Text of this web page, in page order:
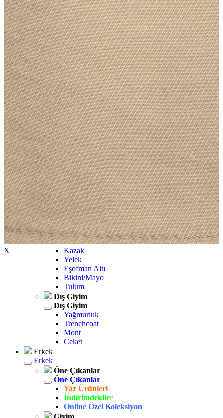
Kazak
Mont
Kaban
Trenchcoat
Kadın
Kadın
Öne Çıkanlar
Öne Çıkanlar
Yaz Ürünleri
İndirimdekiler
Giyim
Giyim
Jean Pantolon
Pantolon
Gömlek
T-shirt
Polo T-shirt
Bluz
Etek
Elbise
Şort
Kapri
Atlet
Top
Sweatshirt
Kazak
Yelek
Eşofman Altı
Bikini/Mayo
Tulum
Dış Giyim
Dış Giyim
Yağmurluk
Trenchcoat
Mont
Ceket
Erkek
Erkek
Öne Çıkanlar
Öne Çıkanlar
Yaz Ürünleri
İndirimdekiler
Online Özel Koleksiyon
Giyim
X